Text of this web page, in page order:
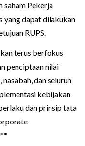
saham Pekerja
yang dapat dilakukan
RUPS.
terus berfokus
penciptaan nilai
dan seluruh
kebijakan
dan prinsip tata